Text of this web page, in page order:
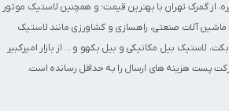
از گمرک تهران با بهترین قیمت؛ و همچنین لاستیک موتور
آلات صنعتی، راهسازی و کشاورزی مانندلاستیک
، لاستیک بیل مکانیکی و بیل بکهو و ... از بازار امیرکبیر
شرکت پست هزینه های ارسال را به حداقل رسانده است.